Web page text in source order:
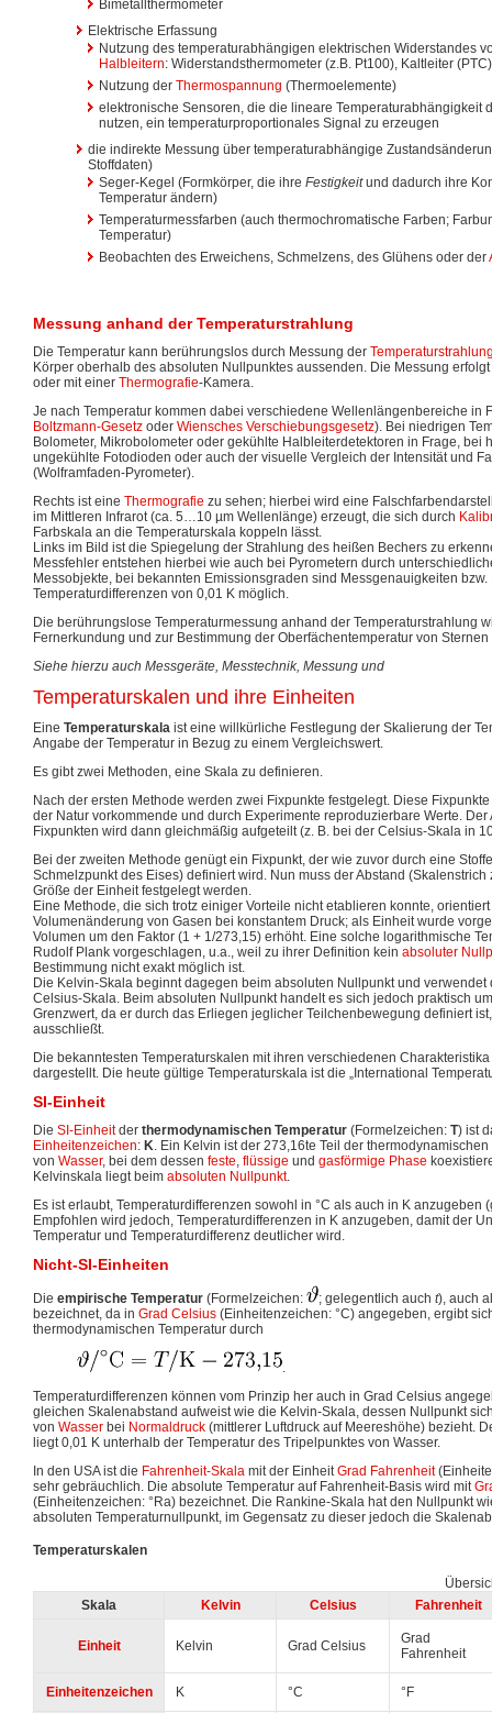
Bimetallthermometer
Elektrische Erfassung
Nutzung des temperaturabhängigen elektrischen Widerstandes
Halbleitern: Widerstandsthermometer (z.B. Pt100), Kaltleiter
Nutzung der Thermospannung (Thermoelemente)
elektronische Sensoren, die die lineare Temperaturabhängigkeit
nutzen, ein temperaturproportionales Signal zu erzeugen
die indirekte Messung über temperaturabhängige
Stoffdaten)
Seger-Kegel (Formkörper, die ihre Festigkeitund dadurch ihre
Temperatur ändern)
Temperaturmessfarben (auch thermochromatische Farben;
Temperatur)
Beobachten des Erweichens, Schmelzens, des Glühens oder der
Messung anhand der Temperaturstrahlung
Die Temperatur kann berührungslos durch Messung der
Körper oberhalb des absoluten Nullpunktes aussenden. Die Messung
oder mit einer Thermografie-Kamera.
Je nach Temperatur kommen dabei verschiedene Wellenlängenbereiche in
Boltzmann-Gesetz oder Wiensches Verschiebungsgesetz). Bei niedrigen
Bolometer, Mikrobolometer oder gekühlte Halbleiterdetektoren in Frage, bei
ungekühlte Fotodioden oder auch der visuelle Vergleich der Intensität und
(Wolframfaden-Pyrometer).
Rechts ist eine Thermografie zu sehen; hierbei wird eine
im Mittleren Infrarot (ca. 5…10 µm Wellenlänge) erzeugt, die sich durch
Farbskala an die Temperaturskala koppeln lässt.
Links im Bild ist die Spiegelung der Strahlung des heißen Bechers zu
Messfehler entstehen hierbei wie auch bei Pyrometern durch
Messobjekte, bei bekannten Emissionsgraden sind Messgenauigkeiten
Temperaturdifferenzen von 0,01 K möglich.
Die berührungslose Temperaturmessung anhand der Temperaturstrahlung
Fernerkundung und zur Bestimmung der Oberfächentemperatur von
Siehe hierzu auch Messgeräte, Messtechnik, Messung und
Temperaturskalen und ihre Einheiten
Eine Temperaturskala ist eine willkürliche Festlegung der Skalierung der
Angabe der Temperatur in Bezug zu einem Vergleichswert.
Es gibt zwei Methoden, eine Skala zu definieren.
Nach der ersten Methode werden zwei Fixpunkte festgelegt. Diese
der Natur vorkommende und durch Experimente reproduzierbare Werte.
Fixpunkten wird dann gleichmäßig aufgeteilt (z. B. bei der Celsius-Skala in
Bei der zweiten Methode genügt ein Fixpunkt, der wie zuvor durch eine
Schmelzpunkt des Eises) definiert wird. Nun muss der Abstand (Skalenstrich
Größe der Einheit festgelegt werden.
Eine Methode, die sich trotz einiger Vorteile nicht etablieren konnte,
Volumenänderung von Gasen bei konstantem Druck; als Einheit wurde
Volumen um den Faktor (1 + 1/273,15) erhöht. Eine solche logarithmische
Rudolf Plank vorgeschlagen, u.a., weil zu ihrer Definition kein absoluter
Bestimmung nicht exakt möglich ist.
Die Kelvin-Skala beginnt dagegen beim absoluten Nullpunkt und
Celsius-Skala. Beim absoluten Nullpunkt handelt es sich jedoch praktisch
Grenzwert, da er durch das Erliegen jeglicher Teilchenbewegung definiert
ausschließt.
Die bekanntesten Temperaturskalen mit ihren verschiedenen
dargestellt. Die heute gültige Temperaturskala ist die „International
SI-Einheit
Die SI-Einheitder thermodynamischen Temperatur (Formelzeichen: T) ist
Einheitenzeichen: K. Ein Kelvin ist der 273,16te Teil der
von Wasser, bei dem dessen feste, flüssige und gasförmige Phase
Kelvinskala liegt beim absoluten Nullpunkt.
Es ist erlaubt, Temperaturdifferenzen sowohl in °C als auch in K anzugeben
Empfohlen wird jedoch, Temperaturdifferenzen in K anzugeben, damit der
Temperatur und Temperaturdifferenz deutlicher wird.
Nicht-SI-Einheiten
Die empirische Temperatur (Formelzeichen: ; gelegentlich auch t), auch
bezeichnet, da in Grad Celsius (Einheitenzeichen: °C) angegeben, ergibt
thermodynamischen Temperatur durch
.
Temperaturdifferenzen können vom Prinzip her auch in Grad Celsius
gleichen Skalenabstand aufweist wie die Kelvin-Skala, dessen Nullpunkt
von Wasser bei Normaldruck (mittlerer Luftdruck auf Meereshöhe) bezieht.
liegt 0,01 K unterhalb der Temperatur des Tripelpunktes von Wasser.
In den USA ist die Fahrenheit-Skala mit der EinheitGrad Fahrenheit
sehr gebräuchlich. Die absolute Temperatur auf Fahrenheit-Basis wird mit
(Einheitenzeichen: °Ra) bezeichnet. Die Rankine-Skala hat den Nullpunkt
absoluten Temperaturnullpunkt, im Gegensatz zu dieser jedoch die
Temperaturskalen
Skala
Kelvin Celsius Fahrenheit
Einheit Kelvin Grad Celsius
Grad
Fahrenheit
Einheitenzeichen K °C °F